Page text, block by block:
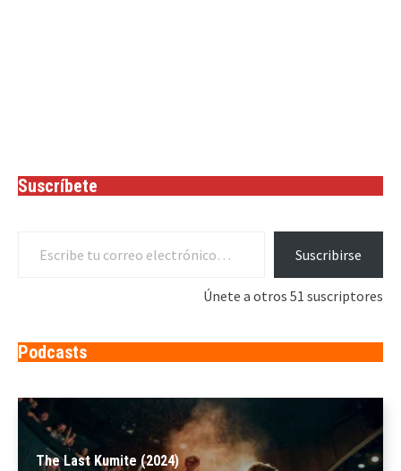
Suscríbete
Suscribirse
Únete a otros 51 suscriptores
Podcasts
The Last Kumite (2024)